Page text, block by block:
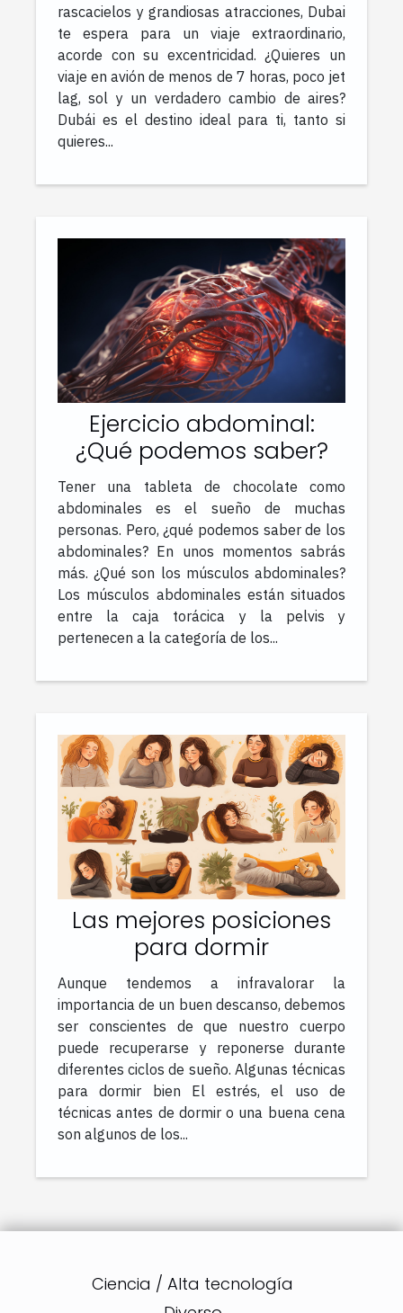
rascacielos y grandiosas atracciones, Dubai
te espera para un viaje extraordinario,
acorde con su excentricidad. ¿Quieres un
viaje en avión de menos de 7 horas, poco jet
lag, sol y un verdadero cambio de aires?
Dubái es el destino ideal para ti, tanto si
quieres...
Ejercicio abdominal:
¿Qué podemos saber?
Tener una tableta de chocolate como
abdominales es el sueño de muchas
personas. Pero, ¿qué podemos saber de los
abdominales? En unos momentos sabrás
más. ¿Qué son los músculos abdominales?
Los músculos abdominales están situados
entre la caja torácica y la pelvis y
pertenecen a la categoría de los...
Las mejores posiciones
para dormir
Aunque tendemos a infravalorar la
importancia de un buen descanso, debemos
ser conscientes de que nuestro cuerpo
puede recuperarse y reponerse durante
diferentes ciclos de sueño. Algunas técnicas
para dormir bien El estrés, el uso de
técnicas antes de dormir o una buena cena
son algunos de los...
Ciencia / Alta tecnología